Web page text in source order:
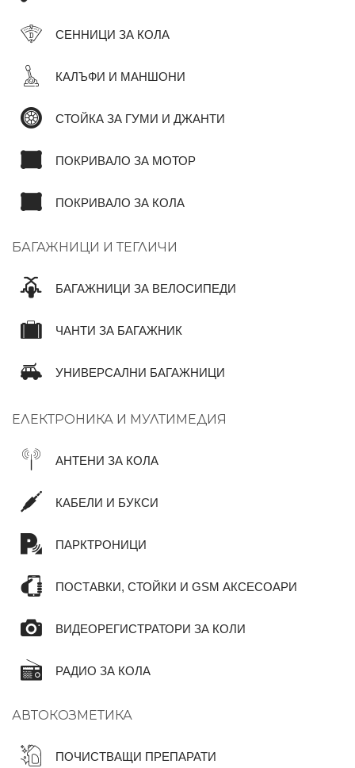
СЕННИЦИ ЗА КОЛА
КАЛЪФИ И МАНШОНИ
СТОЙКА ЗА ГУМИ И ДЖАНТИ
ПОКРИВАЛО ЗА МОТОР
ПОКРИВАЛО ЗА КОЛА
БАГАЖНИЦИ И ТЕГЛИЧИ
БАГАЖНИЦИ ЗА ВЕЛОСИПЕДИ
ЧАНТИ ЗА БАГАЖНИК
УНИВЕРСАЛНИ БАГАЖНИЦИ
ЕЛЕКТРОНИКА И МУЛТИМЕДИЯ
АНТЕНИ ЗА КОЛА
КАБЕЛИ И БУКСИ
ПАРКТРОНИЦИ
ПОСТАВКИ, СТОЙКИ И GSM АКСЕСОАРИ
ВИДЕОРЕГИСТРАТОРИ ЗА КОЛИ
РАДИО ЗА КОЛА
АВТОКОЗМЕТИКА
ПОЧИСТВАЩИ ПРЕПАРАТИ